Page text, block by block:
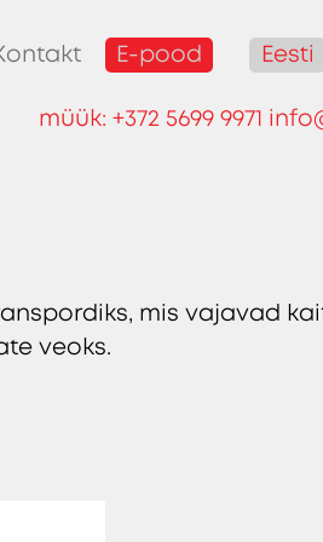
E-pood Eesti
müük: +372 5699 9971
mis vajavad
veoks.